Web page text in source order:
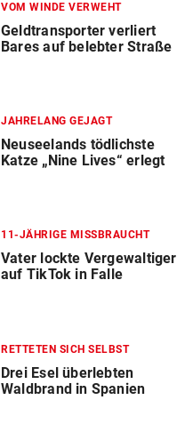
VOM WINDE VERWEHT
Geldtransporter verliert
Bares auf belebter Straße
JAHRELANG GEJAGT
Neuseelands tödlichste
Katze „Nine Lives“ erlegt
11-JÄHRIGE MISSBRAUCHT
Vater lockte Vergewaltiger
auf TikTok in Falle
RETTETEN SICH SELBST
Drei Esel überlebten
Waldbrand in Spanien